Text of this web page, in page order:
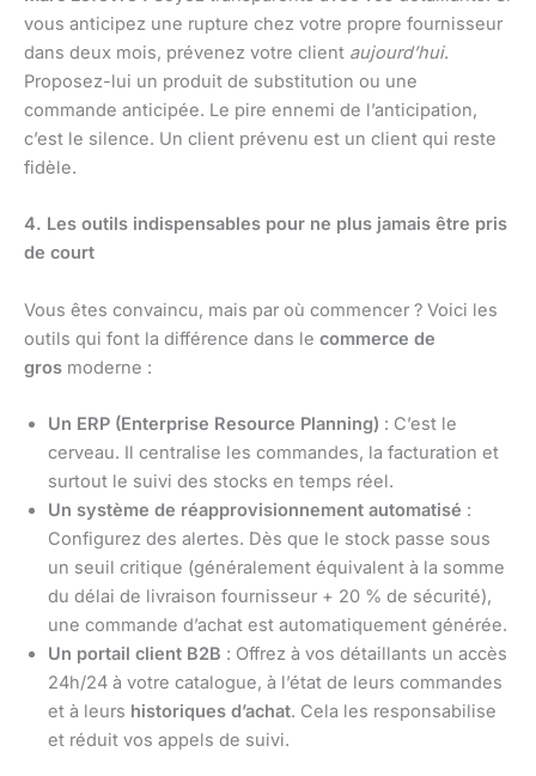
vous anticipez une rupture chez votre propre fournisseur
dans deux mois, prévenez votre client aujourd’hui.
Proposez-lui un produit de substitution ou une
commande anticipée. Le pire ennemi de l’anticipation,
c’est le silence. Un client prévenu est un client qui reste
fidèle.
4. Les outils indispensables pour ne plus jamais être pris
de court
Vous êtes convaincu, mais par où commencer ? Voici les
outils qui font la différence dans le commerce de
gros moderne :
Un ERP (Enterprise Resource Planning) : C’est le
cerveau. Il centralise les commandes, la facturation et
surtout le suivi des stocks en temps réel.
Un système de réapprovisionnement automatisé :
Configurez des alertes. Dès que le stock passe sous
un seuil critique (généralement équivalent à la somme
du délai de livraison fournisseur + 20 % de sécurité),
une commande d’achat est automatiquement générée.
Un portail client B2B : Offrez à vos détaillants un accès
24h/24 à votre catalogue, à l’état de leurs commandes
et à leurs historiques d’achat. Cela les responsabilise
et réduit vos appels de suivi.